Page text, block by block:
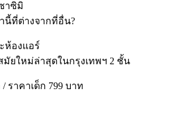
าซิมิ
นี้ที่ต่างจากที่อื่น?
ห้องแอร์
ยใหม่ล่าสุดในกรุงเทพฯ 2 ชั้น
ราคาเด็ก 799 บาท